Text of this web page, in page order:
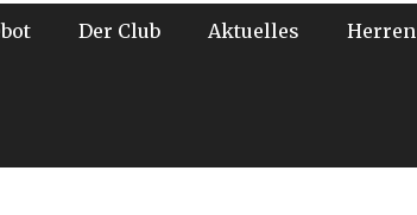
Der Club Aktuelles Herren